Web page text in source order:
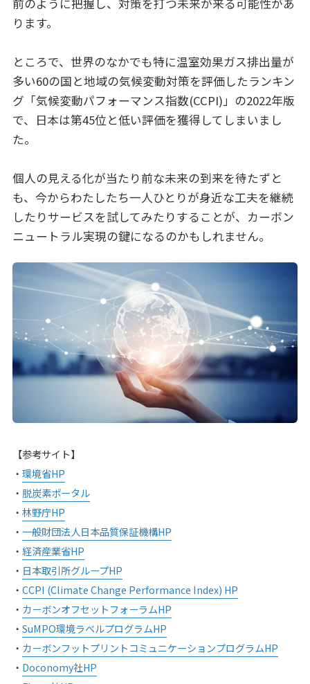
前のように把握し、対策を打つ未来が来る可能性があ
ります。
ところで、世界のなかでも特に温室効果ガス排出量が
多い60の国と地域の気候変動対策を評価したランキン
グ「気候変動パフォーマンス指数(CCPI)」の2022年版
で、日本は第45位と低い評価を獲得してしまいまし
た。
個人の見える化が当たり前な未来の到来を待たずと
も、今からわたしたち一人ひとりが身近な工夫を継続
したりサービスを試してみたりすることが、カーボン
ニュートラル実現の鍵になるのかもしれません。
【参考サイト】
・ 環境省HP
・ 脱炭素ポータル
・ 林野庁HP
・ 一般財団法人日本品質保証機構HP
・ 経済産業省HP
・ 日本取引所グループHP
・ CCPI (Climate Change Performance Index) HP
・ カーボンオフセットフォーラムHP
・ SuMPO環境ラベルプログラムHP
・ カーボンフットプリントコミュニケーションプログラムHP
・ Doconomy社HP